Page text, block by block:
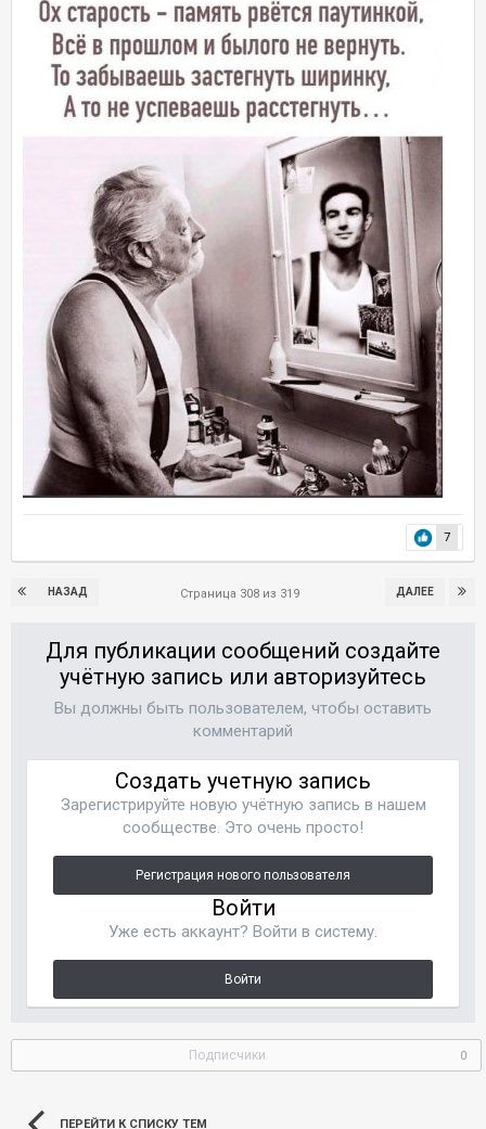
7
НАЗАД ДАЛЕЕ
Страница 308 из 319
Для публикации сообщений создайте
учётную запись или авторизуйтесь
Вы должны быть пользователем, чтобы оставить
комментарий
Создать учетную запись
Зарегистрируйте новую учётную запись в нашем
сообществе. Это очень просто!
Регистрация нового пользователя
Войти
Уже есть аккаунт? Войти в систему.
Войти
Подписчики 0
ПЕРЕЙТИ К СПИСКУ ТЕМ